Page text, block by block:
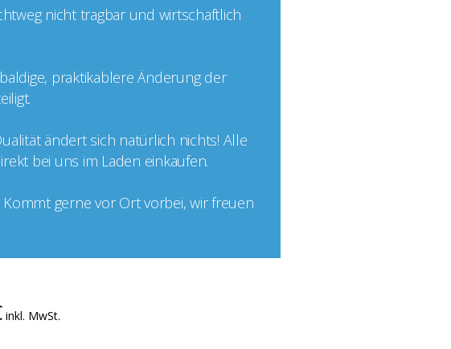
nicht tragbar und wirtschaftlich
praktikablere Änderung der
ändert sich natürlich nichts! Alle
bei uns im Laden einkaufen.
gerne vor Ort vorbei, wir freuen
inkl. MwSt.